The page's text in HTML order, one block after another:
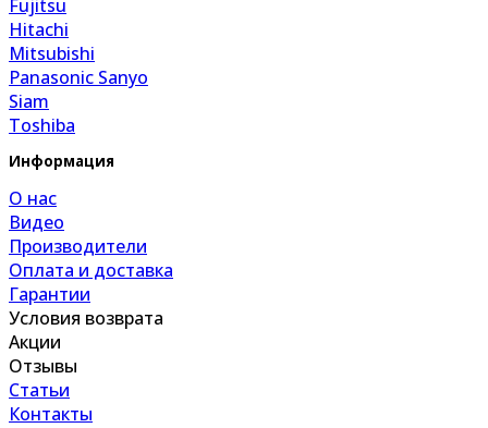
Fujitsu
Hitachi
Mitsubishi
Panasonic Sanyo
Siam
Toshiba
Информация
О нас
Видео
Производители
Оплата и доставка
Гарантии
Условия возврата
Акции
Отзывы
Статьи
Контакты